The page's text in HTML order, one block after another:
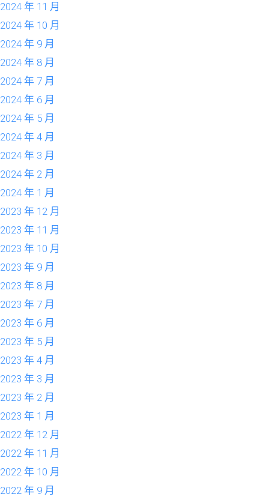
2024 年 11 月
2024 年 10 月
2024 年 9 月
2024 年 8 月
2024 年 7 月
2024 年 6 月
2024 年 5 月
2024 年 4 月
2024 年 3 月
2024 年 2 月
2024 年 1 月
2023 年 12 月
2023 年 11 月
2023 年 10 月
2023 年 9 月
2023 年 8 月
2023 年 7 月
2023 年 6 月
2023 年 5 月
2023 年 4 月
2023 年 3 月
2023 年 2 月
2023 年 1 月
2022 年 12 月
2022 年 11 月
2022 年 10 月
2022 年 9 月